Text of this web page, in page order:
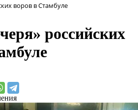
воров в Стамбуле
российских